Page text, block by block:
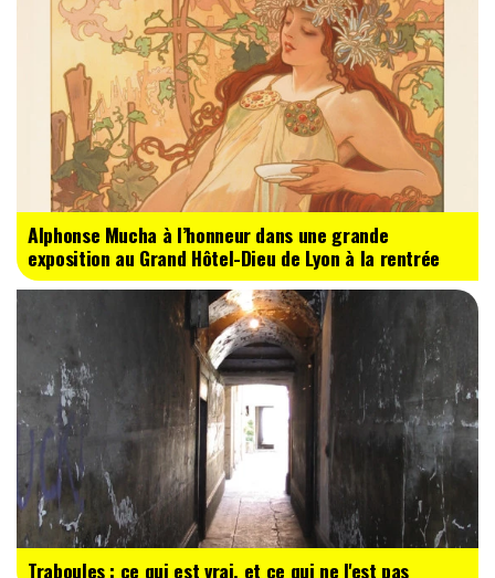
Alphonse Mucha à l’honneur dans une grande
exposition au Grand Hôtel-Dieu de Lyon à la rentrée
Traboules : ce qui est vrai, et ce qui ne l'est pas